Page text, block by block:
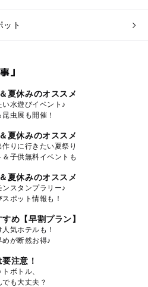
ット
」
夏休みのオススメ
水遊びイベント♪
虫展も開催！
夏休みのオススメ
りに行きたい夏祭り
子供無料イベントも
夏休みのオススメ
スタンプラリー♪
ポット情報も！
め【早割プラン】
気ホテルも！
が断然お得♪
注意！
ボトル、
も大丈夫？